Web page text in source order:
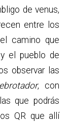
de venus,
entre los
camino que
el pueblo de
observar las
, con
que podrás
QR que allí